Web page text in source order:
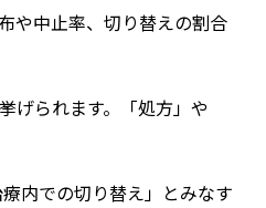
や中止率、切り替えの割合
げられます。「処方」や
内での切り替え」とみなす